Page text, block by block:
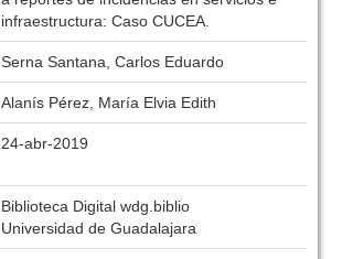
infraestructura: Caso CUCEA.
Serna Santana, Carlos Eduardo
Alanís Pérez, María Elvia Edith
24-abr-2019
Biblioteca Digital wdg.biblio
Universidad de Guadalajara